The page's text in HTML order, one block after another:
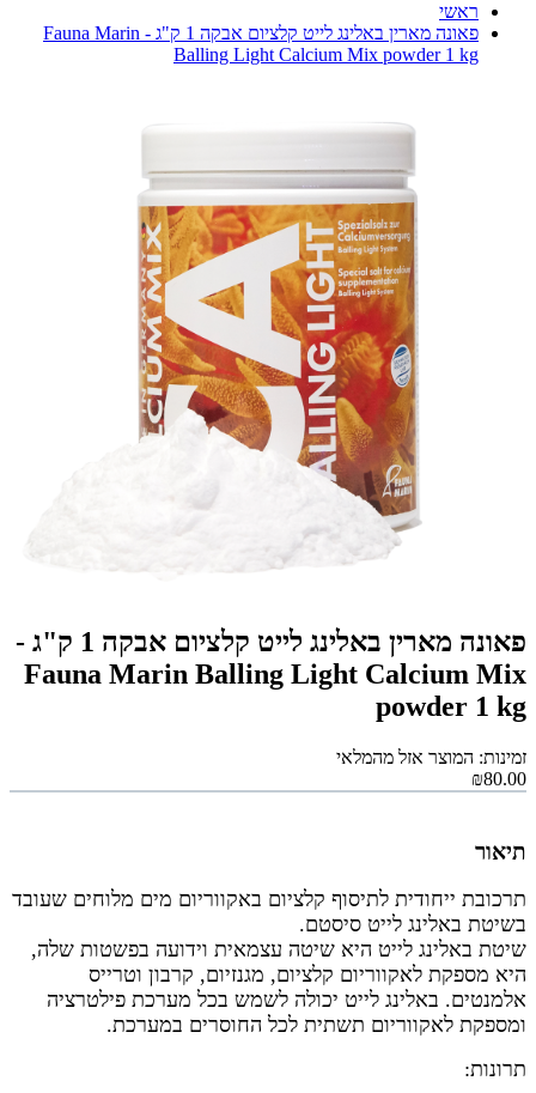
ראשי
פאונה מארין באלינג לייט קלציום אבקה 1 ק"ג - Fauna Marin
Balling Light Calcium Mix powder 1 kg
פאונה מארין באלינג לייט קלציום אבקה 1 ק"ג -
Fauna Marin Balling Light Calcium Mix
powder 1 kg
זמינות: המוצר אזל מהמלאי
₪80.00
תיאור
תרכובת ייחודית לתיסוף קלציום באקווריום מים מלוחים שעובד
בשיטת באלינג לייט סיסטם.
שיטת באלינג לייט היא שיטה עצמאית וידועה בפשטות שלה,
היא מספקת לאקווריום קלציום, מגנזיום, קרבון וטרייס
אלמנטים. באלינג לייט יכולה לשמש בכל מערכת פילטרציה
ומספקת לאקווריום תשתית לכל החוסרים במערכת.
תרונות: